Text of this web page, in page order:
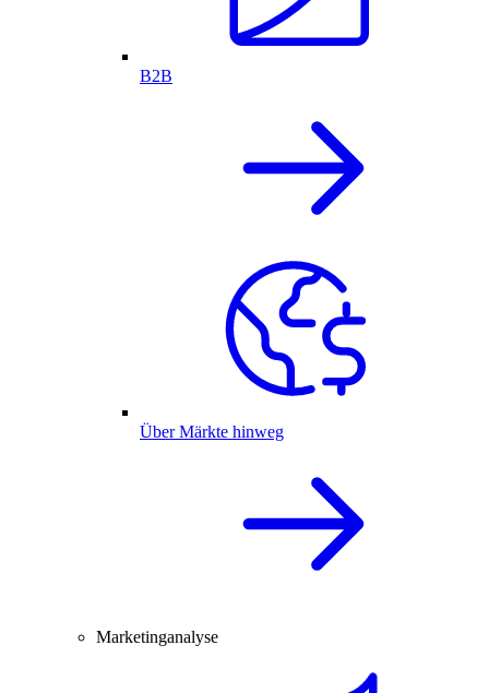
B2B
Über Märkte hinweg
Marketinganalyse